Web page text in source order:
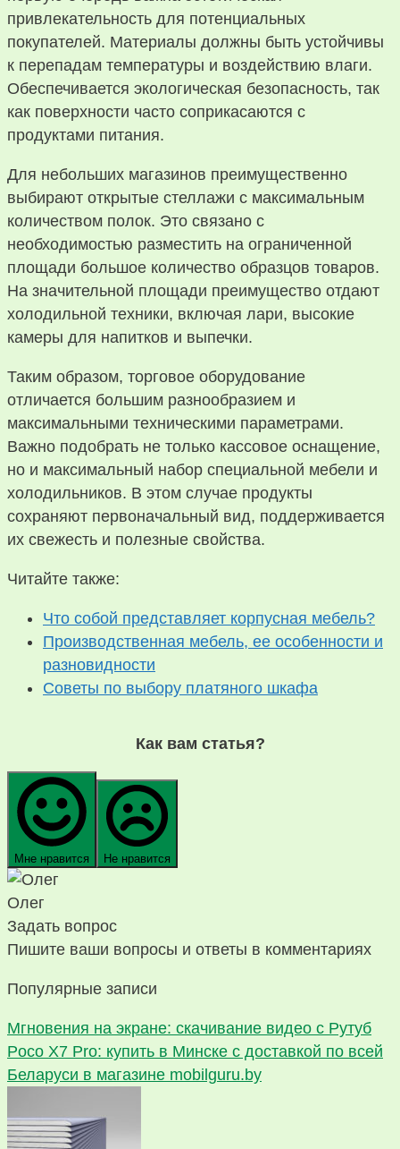
привлекательность для потенциальных
покупателей. Материалы должны быть устойчивы
к перепадам температуры и воздействию влаги.
Обеспечивается экологическая безопасность, так
как поверхности часто соприкасаются с
продуктами питания.
Для небольших магазинов преимущественно
выбирают открытые стеллажи с максимальным
количеством полок. Это связано с
необходимостью разместить на ограниченной
площади большое количество образцов товаров.
На значительной площади преимущество отдают
холодильной техники, включая лари, высокие
камеры для напитков и выпечки.
Таким образом, торговое оборудование
отличается большим разнообразием и
максимальными техническими параметрами.
Важно подобрать не только кассовое оснащение,
но и максимальный набор специальной мебели и
холодильников. В этом случае продукты
сохраняют первоначальный вид, поддерживается
их свежесть и полезные свойства.
Читайте также:
Что собой представляет корпусная мебель?
Производственная мебель, ее особенности и
разновидности
Советы по выбору платяного шкафа
Как вам статья?
Мне нравится Не нравится
Олег
Задать вопрос
Пишите ваши вопросы и ответы в комментариях
Популярные записи
Мгновения на экране: скачивание видео с Рутуб
Poco X7 Pro: купить в Минске с доставкой по всей
Беларуси в магазине mobilguru.by